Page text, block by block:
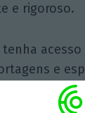
e rigoroso.
tenha
e